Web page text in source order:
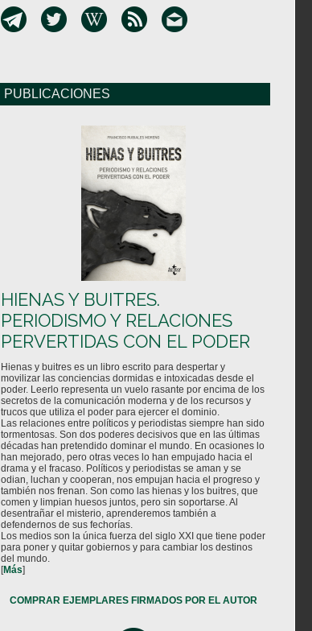
PUBLICACIONES
HIENAS Y BUITRES.
PERIODISMO Y RELACIONES
PERVERTIDAS CON EL PODER
Hienas y buitres es un libro escrito para despertar y
movilizar las conciencias dormidas e intoxicadas desde el
poder. Leerlo representa un vuelo rasante por encima de los
secretos de la comunicación moderna y de los recursos y
trucos que utiliza el poder para ejercer el dominio.
Las relaciones entre políticos y periodistas siempre han sido
tormentosas. Son dos poderes decisivos que en las últimas
décadas han pretendido dominar el mundo. En ocasiones lo
han mejorado, pero otras veces lo han empujado hacia el
drama y el fracaso. Políticos y periodistas se aman y se
odian, luchan y cooperan, nos empujan hacia el progreso y
también nos frenan. Son como las hienas y los buitres, que
comen y limpian huesos juntos, pero sin soportarse. Al
desentrañar el misterio, aprenderemos también a
defendernos de sus fechorías.
Los medios son la única fuerza del siglo XXI que tiene poder
para poner y quitar gobiernos y para cambiar los destinos
del mundo.
[Más]
COMPRAR EJEMPLARES FIRMADOS POR EL AUTOR